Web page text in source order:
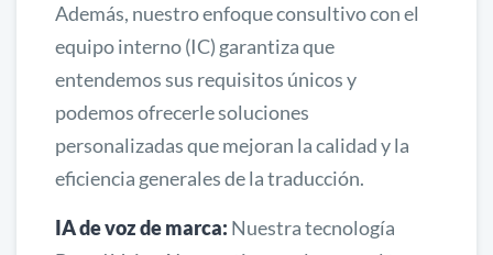
Además, nuestro enfoque consultivo con el
equipo interno (IC) garantiza que
entendemos sus requisitos únicos y
podemos ofrecerle soluciones
personalizadas que mejoran la calidad y la
eficiencia generales de la traducción.
IA de voz de marca: Nuestra tecnología